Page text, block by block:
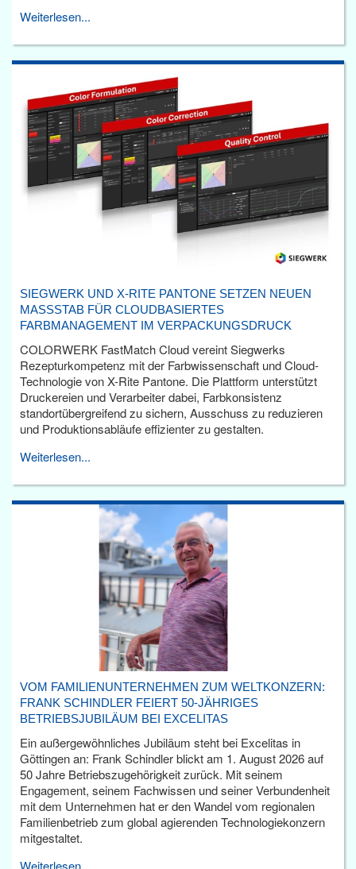
Weiterlesen...
SIEGWERK UND X-RITE PANTONE SETZEN NEUEN
MASSSTAB FÜR CLOUDBASIERTES F
ARBMANAGEMENT IM VERPACKUNGSDRUCK
COLORWERK FastMatch Cloud vereint Siegwerks
Rezepturkompetenz mit der Farbwissenschaft und Cloud-
Technologie von X-Rite Pantone. Die Plattform unterstützt
Druckereien und Verarbeiter dabei, Farbkonsistenz
standortübergreifend zu sichern, Ausschuss zu reduzieren
und Produktionsabläufe effizienter zu gestalten.
Weiterlesen...
VOM FAMILIENUNTERNEHMEN ZUM WELTKONZERN:
FRANK SCHINDLER FEIERT 50-JÄHRIGES
BETRIEBSJUBILÄUM BEI EXCELITAS
Ein außergewöhnliches Jubiläum steht bei Excelitas in
Göttingen an: Frank Schindler blickt am 1. August 2026 auf
50 Jahre Betriebszugehörigkeit zurück. Mit seinem
Engagement, seinem Fachwissen und seiner Verbundenheit
mit dem Unternehmen hat er den Wandel vom regionalen
Familienbetrieb zum global agierenden Technologiekonzern
mitgestaltet.
Weiterlesen...